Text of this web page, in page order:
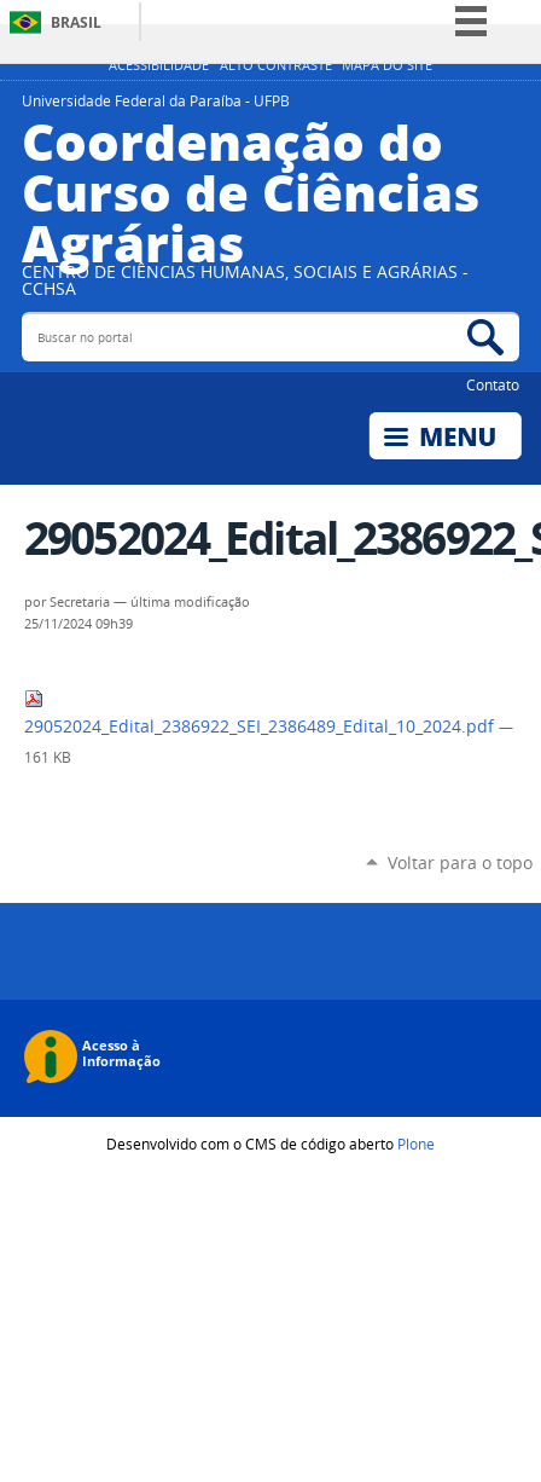
ACESSIBILIDADE ALTO CONTRASTE MAPA DO SITE
BRASIL
Simplifique!
Participe
Acesso à informação
Legislação
Universidade Federal da Paraíba - UFPB
Coordenação do
Curso de Ciências
Agrárias
CENTRO DE CIÊNCIAS HUMANAS, SOCIAIS E AGRÁRIAS -
CCHSA
Buscar no portal
Contato
porSecretaria — última modificação
25/11/2024 09h39
29052024_Edital_2386922_SEI_2386489_Edital_10_2024.pdf —
161 KB
Voltar para o topo
Desenvolvido com o CMS de código aberto Plone